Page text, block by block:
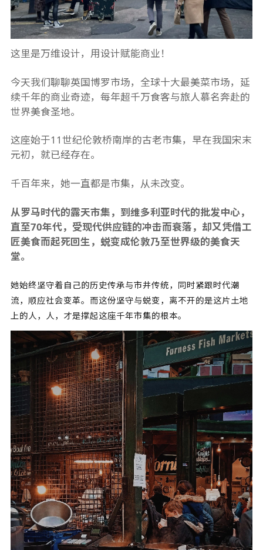
这里是万维设计，用设计赋能商业！
今天我们聊聊英国博罗市场，全球十大最美菜市场，延
续千年的商业奇迹，每年超千万食客与旅人慕名奔赴的
世界美食圣地。
这座始于11世纪伦敦桥南岸的古老市集，早在我国宋末
元初，就已经存在。
千百年来，她一直都是市集，从未改变。
从罗马时代的露天市集，到维多利亚时代的批发中心，
直至70年代，受现代供应链的冲击而衰落，却又凭借工
匠美食而起死回生，蜕变成伦敦乃至世界级的美食天
堂。
她始终坚守着自己的历史传承与市井传统，同时紧跟时代潮
流，顺应社会变革。而这份坚守与蜕变，离不开的是这片土地
上的人，人，才是撑起这座千年市集的根本。